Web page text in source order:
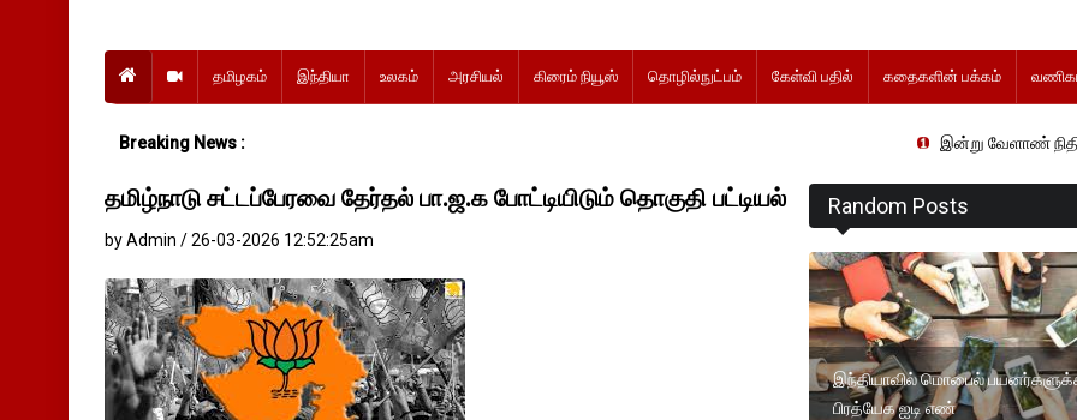
தமிழகம் இந்தியா உலகம் அரசியல் கிரைம் நியூஸ் தொழில்நுட்பம் கேள்வி பதில் கதைகளின் பக்கம்
Breaking News : இன்று வேளாண் நிதிநிலை
தமிழ்நாடு சட்டப்பேரவை தேர்தல் பா.ஜ.க போட்டியிடும் தொகுதி பட்டியல்
by Admin / 26-03-2026 12:52:25am
Random Posts
இந்தியாவில் மொபைல்
பிரத்யேக ஐடி எண்